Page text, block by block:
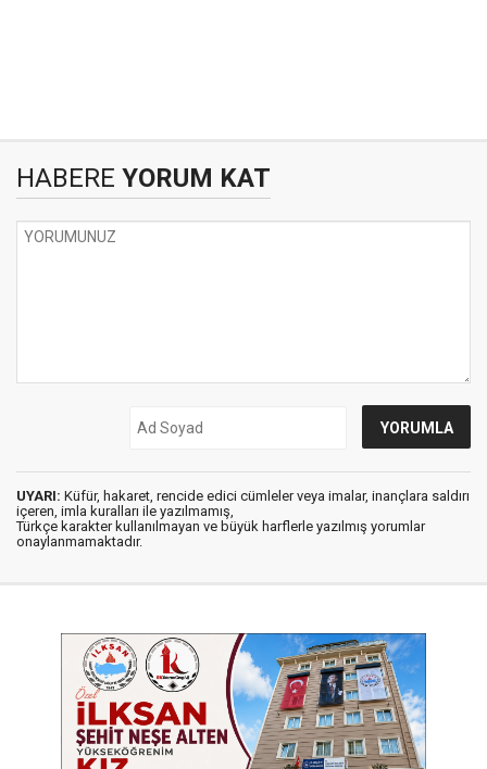
HABERE YORUM KAT
UYARI: Küfür, hakaret, rencide edici cümleler veya imalar, inançlara saldırı
içeren, imla kuralları ile yazılmamış,
Türkçe karakter kullanılmayan ve büyük harflerle yazılmış yorumlar
onaylanmamaktadır.